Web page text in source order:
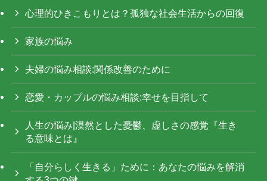
心理的ひきこもりとは？孤独な社会生活からの回復
家族の悩み
夫婦の悩み相談:関係改善のために
恋愛・カップルの悩み相談:幸せを目指して
人生の悩み|漠然とした憂鬱、虚しさの感覚『生き
る意味とは』
「自分らしく生きる」ために：あなたの悩みを解消